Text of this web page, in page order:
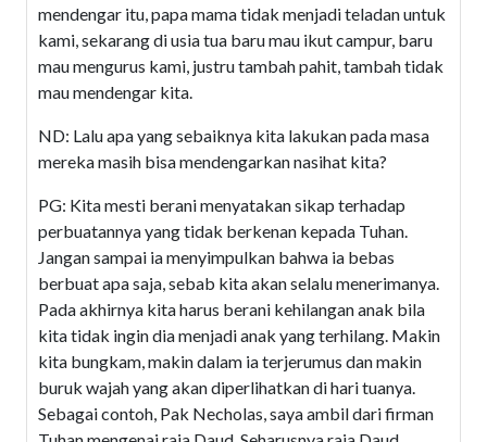
mendengar itu, papa mama tidak menjadi teladan untuk
kami, sekarang di usia tua baru mau ikut campur, baru
mau mengurus kami, justru tambah pahit, tambah tidak
mau mendengar kita.
ND: Lalu apa yang sebaiknya kita lakukan pada masa
mereka masih bisa mendengarkan nasihat kita?
PG: Kita mesti berani menyatakan sikap terhadap
perbuatannya yang tidak berkenan kepada Tuhan.
Jangan sampai ia menyimpulkan bahwa ia bebas
berbuat apa saja, sebab kita akan selalu menerimanya.
Pada akhirnya kita harus berani kehilangan anak bila
kita tidak ingin dia menjadi anak yang terhilang. Makin
kita bungkam, makin dalam ia terjerumus dan makin
buruk wajah yang akan diperlihatkan di hari tuanya.
Sebagai contoh, Pak Necholas, saya ambil dari firman